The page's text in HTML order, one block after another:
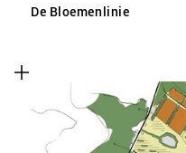
De Bloemenlinie